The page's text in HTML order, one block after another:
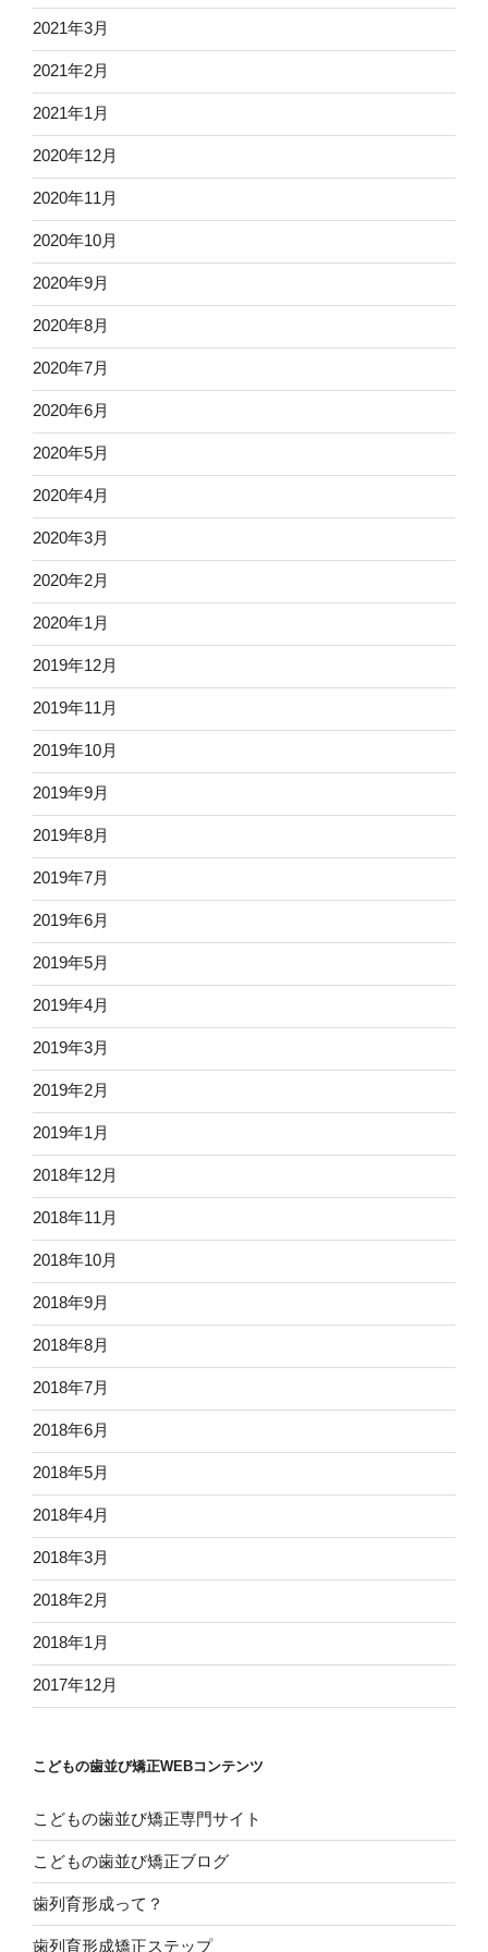
2021年3月
2021年2月
2021年1月
2020年12月
2020年11月
2020年10月
2020年9月
2020年8月
2020年7月
2020年6月
2020年5月
2020年4月
2020年3月
2020年2月
2020年1月
2019年12月
2019年11月
2019年10月
2019年9月
2019年8月
2019年7月
2019年6月
2019年5月
2019年4月
2019年3月
2019年2月
2019年1月
2018年12月
2018年11月
2018年10月
2018年9月
2018年8月
2018年7月
2018年6月
2018年5月
2018年4月
2018年3月
2018年2月
2018年1月
2017年12月
こどもの歯並び矯正WEBコンテンツ
こどもの歯並び矯正専門サイト
こどもの歯並び矯正ブログ
歯列育形成って？
歯列育形成矯正ステップ